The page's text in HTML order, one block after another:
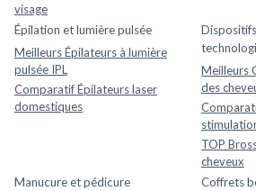
visage
Épilation et lumière pulsée
Meilleurs Épilateurs à lumière
pulsée IPL
Comparatif Épilateurs laser
domestiques
Meilleurs
des
TOP
cheveux
Manucure et pédicure
Coffrets